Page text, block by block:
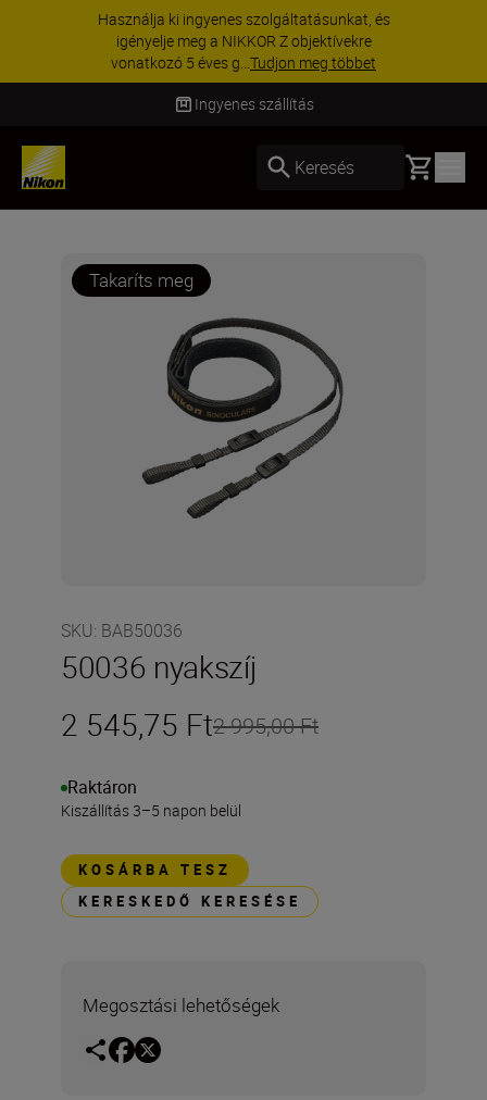
Használja ki ingyenes szolgáltatásunkat, és
igényelje meg a NIKKOR Z objektívekre
vonatkozó 5 éves g...Tudjon meg többet
Ingyenes szállítás
Keresés Basket
Takaríts meg
SKU: BAB50036
50036 nyakszíj
2 545,75 Ft2 995,00 Ft
Raktáron
Kiszállítás 3–5 napon belül
KOSÁRBA TESZ
KERESKEDŐ KERESÉSE
Megosztási lehetőségek